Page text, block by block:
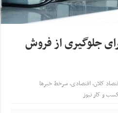
جلوگیری از فروش
کلان,اقتصادی,سرخط خبرها
و کار نیوز